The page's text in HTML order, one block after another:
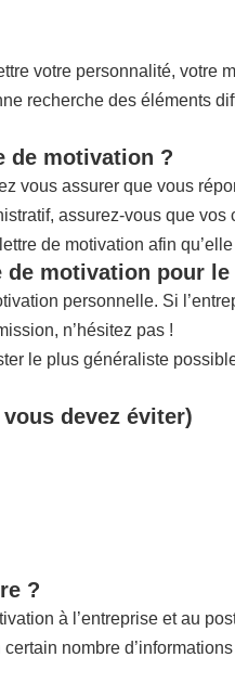
votre personnalité,
recherche des éléments
de motivation ?
vous assurer que vous
assurez-vous que
de motivation afin
motivation pour
personnelle. Si
n’hésitez pas !
le plus généraliste
devez éviter)
?
à l’entreprise et au
nombre